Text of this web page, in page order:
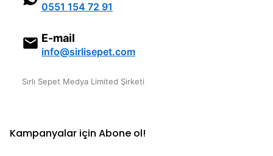
0551 154 72 91
E-mail
info@sirlisepet.com
Sırlı Sepet Medya Limited Şirketi
Kampanyalar için Abone ol!